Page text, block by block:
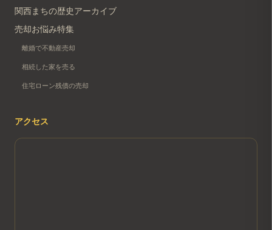
関西まちの歴史アーカイブ
売却お悩み特集
離婚で不動産売却
相続した家を売る
住宅ローン残債の売却
アクセス